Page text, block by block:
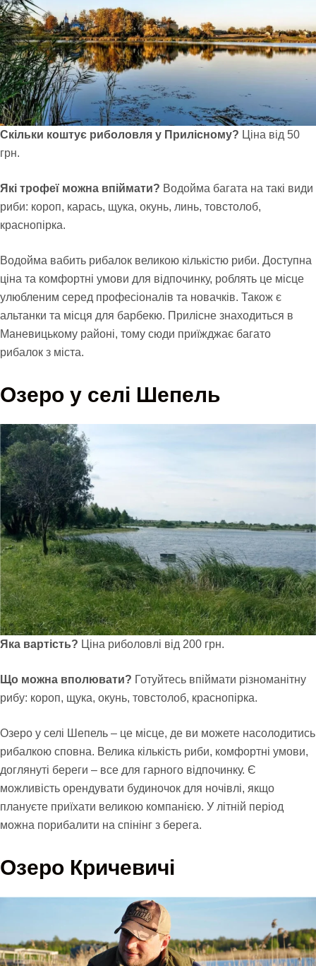
Скільки коштує риболовля у Прилісному? Ціна від 50
грн.
Які трофеї можна впіймати? Водойма багата на такі види
риби: короп, карась, щука, окунь, линь, товстолоб,
краснопірка.
Водойма вабить рибалок великою кількістю риби. Доступна
ціна та комфортні умови для відпочинку, роблять це місце
улюбленим серед професіоналів та новачків. Також є
альтанки та місця для барбекю. Прилісне знаходиться в
Маневицькому районі, тому сюди приїжджає багато
рибалок з міста.
Озеро у селі Шепель
Яка вартість? Ціна риболовлі від 200 грн.
Що можна вполювати? Готуйтесь впіймати різноманітну
рибу: короп, щука, окунь, товстолоб, краснопірка.
Озеро у селі Шепель – це місце, де ви можете насолодитись
рибалкою сповна. Велика кількість риби, комфортні умови,
доглянуті береги – все для гарного відпочинку. Є
можливість орендувати будиночок для ночівлі, якщо
плануєте приїхати великою компанією. У літній період
можна порибалити на спінінг з берега.
Озеро Кричевичі